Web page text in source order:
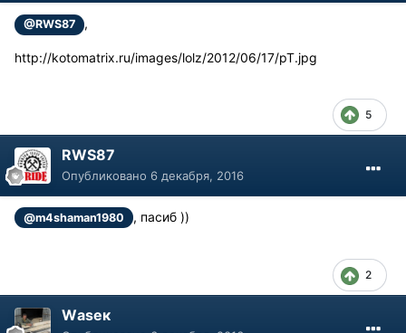
@RWS87 ,
http://kotomatrix.ru/images/lolz/2012/06/17/pT.jpg
5
RWS87
Опубликовано 6 декабря, 2016
@m4shaman1980 , пасиб ))
2
Wаsек